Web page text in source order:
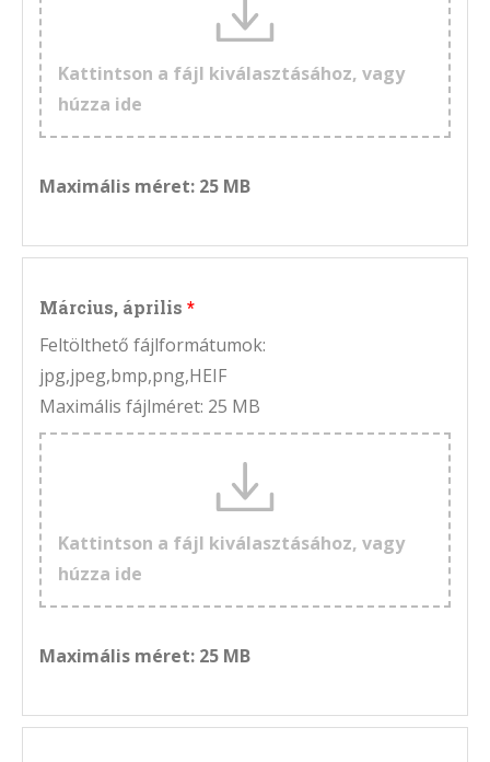
Kattintson a fájl kiválasztásához, vagy
húzza ide
Maximális méret: 25 MB
Március, április
Feltölthető fájlformátumok:
jpg,jpeg,bmp,png,HEIF
Maximális fájlméret: 25 MB
Kattintson a fájl kiválasztásához, vagy
húzza ide
Maximális méret: 25 MB